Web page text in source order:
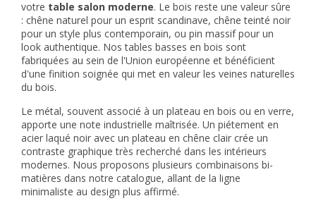
votre table salon moderne. Le bois reste une valeur sûre
: chêne naturel pour un esprit scandinave, chêne teinté noir
pour un style plus contemporain, ou pin massif pour un
look authentique. Nos tables basses en bois sont
fabriquées au sein de l'Union européenne et bénéficient
d'une finition soignée qui met en valeur les veines naturelles
du bois.
Le métal, souvent associé à un plateau en bois ou en verre,
apporte une note industrielle maîtrisée. Un piétement en
acier laqué noir avec un plateau en chêne clair crée un
contraste graphique très recherché dans les intérieurs
modernes. Nous proposons plusieurs combinaisons bi-
matières dans notre catalogue, allant de la ligne
minimaliste au design plus affirmé.